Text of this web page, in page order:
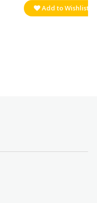
Add to Wishlist